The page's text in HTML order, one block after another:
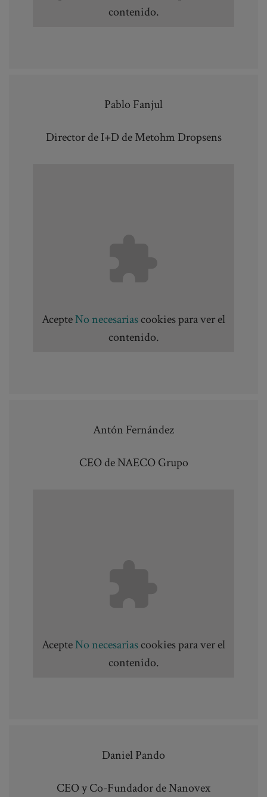
contenido.
Pablo Fanjul
Director de I+D de Metohm Dropsens
AcepteNo necesariascookies para ver el
contenido.
Antón Fernández
CEO de NAECO Grupo
AcepteNo necesariascookies para ver el
contenido.
Daniel Pando
CEO y Co-Fundador de Nanovex